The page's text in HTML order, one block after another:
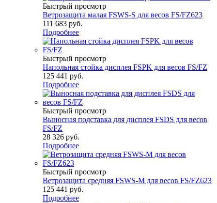
Быстрый просмотр
Ветрозащита малая FSWS-S для весов FS/FZ623
111 683 руб.
Подробнее
Быстрый просмотр
Напольная стойка дисплея FSPK для весов FS/FZ
125 441 руб.
Подробнее
Быстрый просмотр
Выносная подставка для дисплея FSDS для весов
FS/FZ
28 326 руб.
Подробнее
Быстрый просмотр
Ветрозащита средняя FSWS-M для весов FS/FZ623
125 441 руб.
Подробнее